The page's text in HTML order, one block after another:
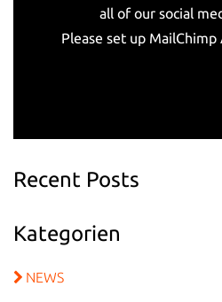
all of our social
Please set up MailChimp
Recent Posts
Kategorien
NEWS